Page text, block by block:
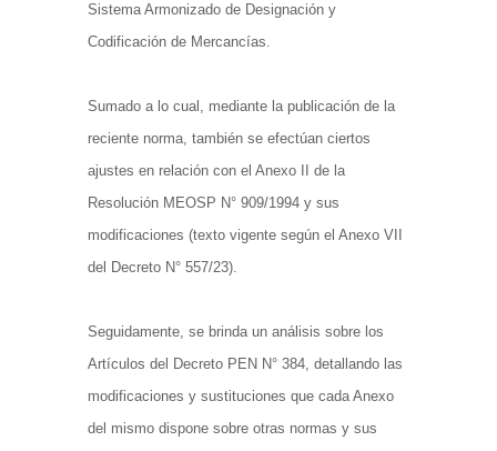
Sistema Armonizado de Designación y
Codificación de Mercancías.
Sumado a lo cual, mediante la publicación de la
reciente norma, también se efectúan ciertos
ajustes en relación con el Anexo II de la
Resolución MEOSP N° 909/1994 y sus
modificaciones (texto vigente según el Anexo VII
del Decreto N° 557/23).
Seguidamente, se brinda un análisis sobre los
Artículos del Decreto PEN N° 384, detallando las
modificaciones y sustituciones que cada Anexo
del mismo dispone sobre otras normas y sus